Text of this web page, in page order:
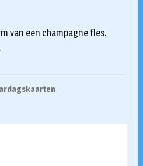
van een champagne fles.